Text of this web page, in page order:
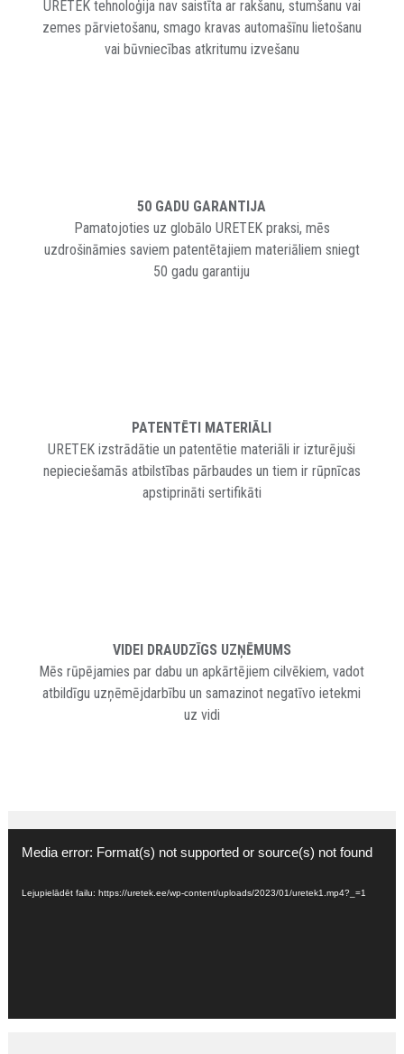
URETEK tehnoloģija nav saistīta ar rakšanu, stumšanu vai
zemes pārvietošanu, smago kravas automašīnu lietošanu
vai būvniecības atkritumu izvešanu
50 GADU GARANTIJA
Pamatojoties uz globālo URETEK praksi, mēs
uzdrošināmies saviem patentētajiem materiāliem sniegt
50 gadu garantiju
PATENTĒTI MATERIĀLI
URETEK izstrādātie un patentētie materiāli ir izturējuši
nepieciešamās atbilstības pārbaudes un tiem ir rūpnīcas
apstiprināti sertifikāti
VIDEI DRAUDZĪGS UZŅĒMUMS
Mēs rūpējamies par dabu un apkārtējiem cilvēkiem, vadot
atbildīgu uzņēmējdarbību un samazinot negatīvo ietekmi
uz vidi
atskaņotājs
Media error: Format(s) not supported or source(s) not found
Lejupielādēt failu: https://uretek.ee/wp-content/uploads/2023/01/uretek1.mp4?_=1